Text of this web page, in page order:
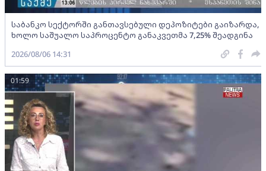
საბანკო სექტორში განთავსებული დეპოზიტები გაიზარდა,
ხოლო საშუალო საპროცენტო განაკვეთმა 7,25% შეადგინა
2026/08/06 14:31
01:59